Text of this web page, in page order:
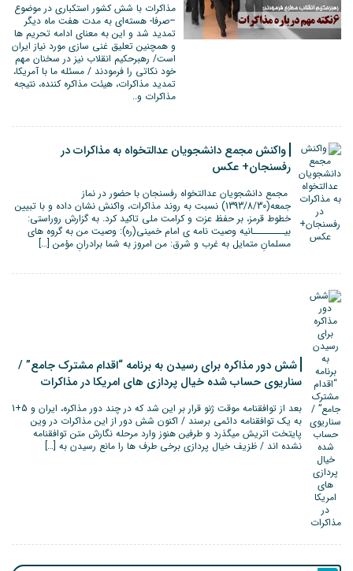
مذاکرات با شش کشور استکباری در موضوع
–صرفا- هسته‌ای به مدت هفت ماه دیگر
تمدید شد و این به معنای ادامه تحریم ها
و همچنین تعلیق غنی سازی مورد نیاز ایران
است/ رهبرحکیم انقلاب نیز در سخنان مهم
خود نکاتی را فرمودند / مسئله ما با آمریکا،
تمدید مذاکرات، هیئت مذاکره کننده، نتیجه
مذاکرات و..
واکنش مجمع دانشجویان عدالتخواه به مذاکرات در
رفسنجان+ عکس
مجمع دانشجویان عدالتخواه رفسنجان با حضور در نماز
جمعه(1393/8/30) نسبت به روند مذاکرات، واکنش نشان داده و با تبیین
خطوط قرمز، بر حفظ عزت و کرامت ملی تاکید کرد. به گزارش روراستی:
بیــــــــانیه وصیت نامه ی امام خمینی(ره): وصیت من به گروه های
مسلمانِ متمایل به غرب و شرق: من امروز به شما برادرانِ مؤمن […]
شش دور مذاکره برای رسیدن به برنامه “اقدام مشترک جامع” /
سناریوی حساب شده خیال پردازی های امریکا در مذاکرات
بعد از توافقنامه موقت ژنو قرار بر این شد که در چند دور مذاکره، ایران و 5+1
به یک توافقنامه دائمی برسند / اکنون شش دور از این مذاکرات در وین
پایتخت اتریش میگذرد و طرفین هنوز وارد مرحله نگارش متن توافقنامه
نشده اند / ظزیف خیال پردازی برخی طرف ها را مانع رسیدن به […]